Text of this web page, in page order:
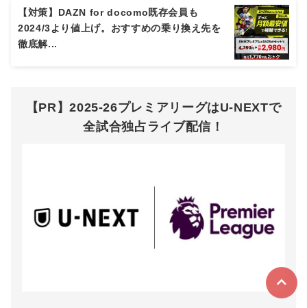
【対策】DAZN for docomo既存会員も
2024/3より値上げ。おすすめの乗り換え先を
徹底解...
【PR】2025-26プレミアリーグはU-NEXTで
全試合独占ライブ配信！